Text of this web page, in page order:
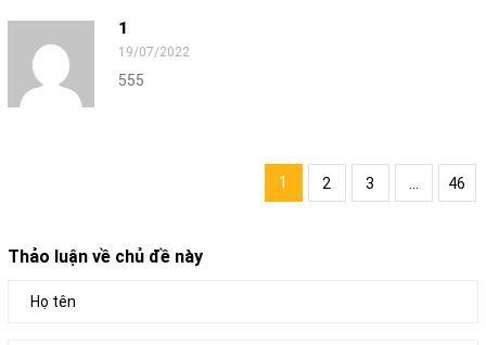
1
19/07/2022
555
1 2 3 46
Thảo luận về chủ đề này